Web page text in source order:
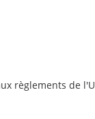
règlements de